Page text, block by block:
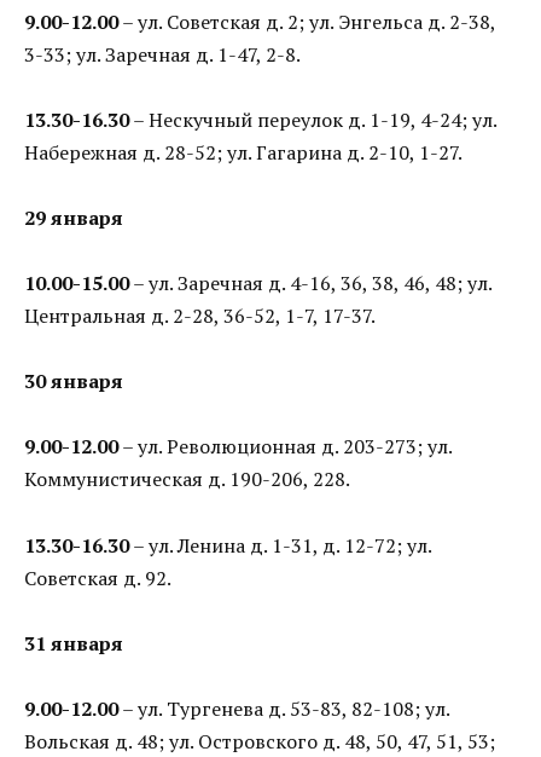
9.00-12.00– ул. Советская д. 2; ул. Энгельса д. 2-38,
3-33; ул. Заречная д. 1-47, 2-8.
13.30-16.30– Нескучный переулок д. 1-19, 4-24; ул.
Набережная д. 28-52; ул. Гагарина д. 2-10, 1-27.
29 января
10.00-15.00– ул. Заречная д. 4-16, 36, 38, 46, 48; ул.
Центральная д. 2-28, 36-52, 1-7, 17-37.
30 января
9.00-12.00– ул. Революционная д. 203-273; ул.
Коммунистическая д. 190-206, 228.
13.30-16.30– ул. Ленина д. 1-31, д. 12-72; ул.
Советская д. 92.
31 января
9.00-12.00– ул. Тургенева д. 53-83, 82-108; ул.
Вольская д. 48; ул. Островского д. 48, 50, 47, 51, 53;